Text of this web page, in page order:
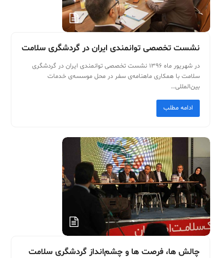
نشست تخصصی توانمندی ایران در گردشگری سلامت
در شهریور ماه ۱۳۹۶ نشست تخصصی توانمندی ایران در گردشگری
سلامت با همکاری ماهنامه‌ی سفر در محل موسسه‌ی خدمات
بین‌المللی…
ادامه مطلب
چالش ها، فرصت ها و چشم‌انداز گردشگری سلامت